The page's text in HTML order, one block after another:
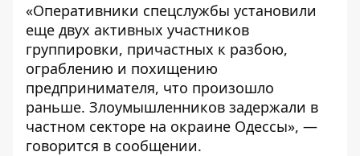
«Оперативники спецслужбы установили
еще двух активных участников
группировки, причастных к разбою,
ограблению и похищению
предпринимателя, что произошло
раньше. Злоумышленников задержали в
частном секторе на окраине Одессы», —
говорится в сообщении.